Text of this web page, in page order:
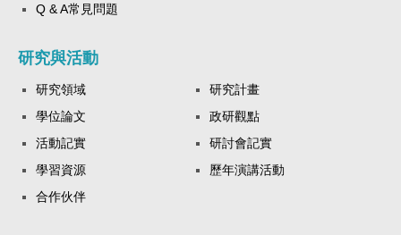
Q & A常見問題
研究與活動
研究領域
研究計畫
學位論文
政研觀點
活動記實
研討會記實
學習資源
歷年演講活動
合作伙伴